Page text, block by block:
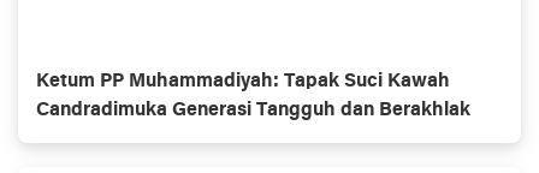
Ketum PP Muhammadiyah: Tapak Suci Kawah
Candradimuka Generasi Tangguh dan Berakhlak